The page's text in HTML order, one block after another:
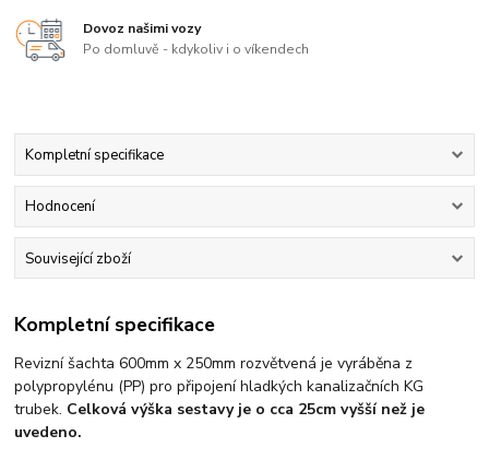
Dovoz našimi vozy
Po domluvě - kdykoliv i o víkendech
Kompletní specifikace
Hodnocení
Související zboží
Kompletní specifikace
Revizní šachta 600mm x 250mm rozvětvená je vyráběna z
polypropylénu (PP) pro připojení hladkých kanalizačních KG
trubek. Celková výška sestavy je o cca 25cm vyšší než je
uvedeno.